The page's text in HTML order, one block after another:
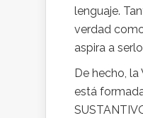
lenguaje.
verdad
aspira a
De hecho, la
está